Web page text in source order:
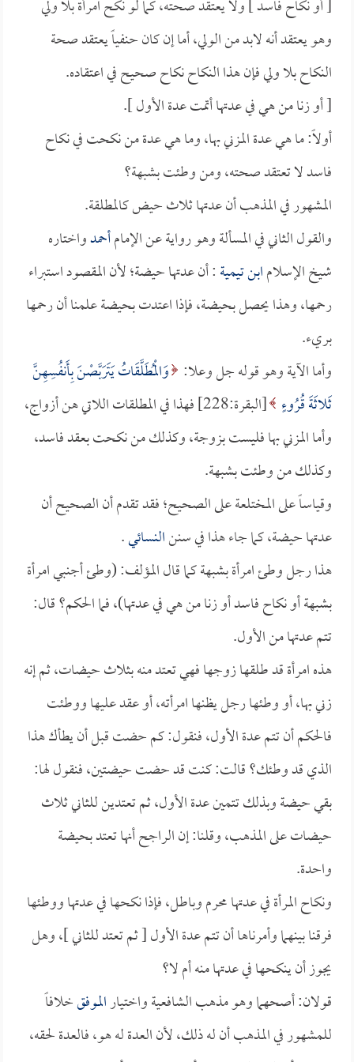
[ أو نكاح فاسد ] ولا يعتقد صحته، كما لو نكح امرأة بلا ولي
وهو يعتقد أنه لابد من الولي، أما إن كان حنفياً يعتقد صحة
النكاح بلا ولي فإن هذا النكاح نكاح صحيح في اعتقاده.
[ أو زنا من هي في عدتها أتمت عدة الأول ].
أولاً: ما هي عدة المزني بها، وما هي عدة من نكحت في نكاح
فاسد لا تعتقد صحته، ومن وطئت بشبهة؟
المشهور في المذهب أن عدتها ثلاث حيض كالمطلقة.
والقول الثاني في المسألة وهو رواية عن الإمامأحمدواختاره
شيخ الإسلامابن تيمية: أن عدتها حيضة؛ لأن المقصود استبراء
رحمها، وهذا يحصل بحيضة، فإذا اعتدت بحيضة علمنا أن رحمها
بريء.
وأما الآية وهو قوله جل وعلا: وَالْمُطَلَّقَاتُ يَتَرَبَّصْنَ بِأَنفُسِهِنَّ
ثَلاثَةَ قُرُوءٍ
[البقرة:228] فهذا في المطلقات اللاتي هن أزواج،
وأما المزني بها فليست بزوجة، وكذلك من نكحت بعقد فاسد،
وكذلك من وطئت بشبهة.
وقياساً على المختلعة على الصحيح؛ فقد تقدم أن الصحيح أن
عدتها حيضة، كما جاء هذا في سننالنسائي.
هذا رجل وطئ امرأة بشبهة كما قال المؤلف: (وطئ أجنبي امرأة
بشبهة أو نكاح فاسد أو زنا من هي في عدتها)، فما الحكم؟ قال:
تتم عدتها من الأول.
هذه امرأة قد طلقها زوجها فهي تعتد منه بثلاث حيضات، ثم إنه
زني بها، أو وطئها رجل يظنها امرأته، أو عقد عليها ووطئت
فالحكم أن تتم عدة الأول، فنقول: كم حضت قبل أن يطأك هذا
الذي قد وطئك؟ قالت: كنت قد حضت حيضتين، فنقول لها:
بقي حيضة وبذلك تتمين عدة الأول، ثم تعتدين للثاني ثلاث
حيضات على المذهب، وقلنا: إن الراجح أنها تعتد بحيضة
واحدة.
ونكاح المرأة في عدتها محرم وباطل، فإذا نكحها في عدتها ووطئها
فرقنا بينهما وأمرناها أن تتم عدة الأول [ ثم تعتد للثاني ]، وهل
يجوز أن ينكحها في عدتها منه أم لا؟
قولان: أصحهما وهو مذهب الشافعية واختيارالموفقخلافاً
للمشهور في المذهب أن له ذلك، لأن العدة له هو، فالعدة لحقه،